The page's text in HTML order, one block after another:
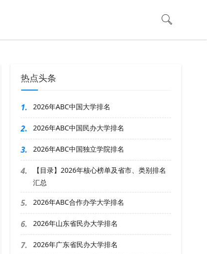
热点头条
1. 2026年ABC中国大学排名
2. 2026年ABC中国民办大学排名
3. 2026年ABC中国独立学院排名
4.
【目录】2026年核心榜单及省市、类别排名
汇总
5. 2026年ABC合作办学大学排名
6. 2026年山东省民办大学排名
7. 2026年广东省民办大学排名